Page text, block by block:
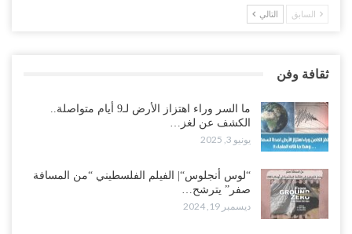
السابق التالي
ثقافة وفن
ما السر وراء اهتزاز الأرض لـ9 أيام متواصلة..
الكشف عن لغز…
يونيو 3, 2025
“لوس أنجلوس“| الفيلم الفلسطيني “من المسافة
صفر” يترشح…
ديسمبر 19, 2024